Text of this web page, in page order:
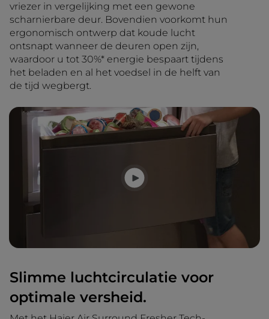
vriezer in vergelijking met een gewone
scharnierbare deur. Bovendien voorkomt hun
ergonomisch ontwerp dat koude lucht
ontsnapt wanneer de deuren open zijn,
waardoor u tot 30%* energie bespaart tijdens
het beladen en al het voedsel in de helft van
de tijd wegbergt.
Slimme luchtcirculatie voor
optimale versheid.